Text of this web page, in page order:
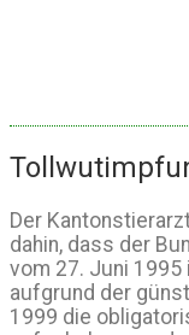
Der
dahin, dass der
vom 27. Juni 1995
aufgrund der
1999 die